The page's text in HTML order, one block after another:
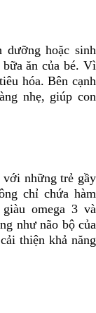
dưỡng hoặc sinh
ăn của bé. Vì
hóa. Bên cạnh
nhẹ, giúp con
với những trẻ gầy
chỉ chứa hàm
omega 3 và
như não bộ của
thiện khả năng